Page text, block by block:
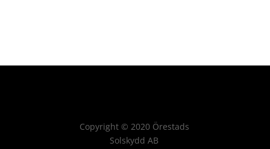
Copyright © 2020 Örestads
Solskydd AB